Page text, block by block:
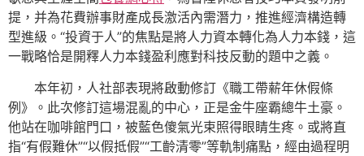
提，并為花費辦事財產成長激活內需潛力，推進經濟構造轉
型進級。“投資于人”的焦點是將人力資本轉化為人力本錢，這
一戰略恰是開釋人力本錢盈利應對科技反動的題中之義。
本年初，人社部表現將啟動修訂《職工帶薪年休假條
例》。此次修訂這場混亂的中心，正是金牛座霸總牛土豪。
他站在咖啡館門口，被藍色傻氣光束照得眼睛生疼。或將直
指“有假難休”“以假抵假”“工齡清零”等軌制痛點，經由過程明